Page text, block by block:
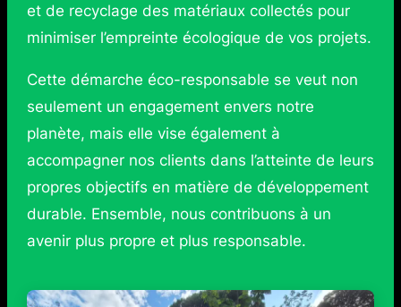
et de recyclage des matériaux collectés pour
minimiser l’empreinte écologique de vos projets.
Cette démarche éco-responsable se veut non
seulement un engagement envers notre
planète, mais elle vise également à
accompagner nos clients dans l’atteinte de leurs
propres objectifs en matière de développement
durable. Ensemble, nous contribuons à un
avenir plus propre et plus responsable.